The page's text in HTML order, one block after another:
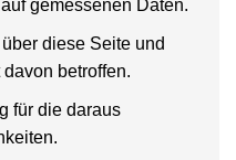
gemessenen Daten.
diese Seite und
betroffen.
für die daraus